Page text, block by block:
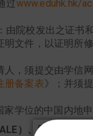
过www.eduhk.hk/
：由院校发出之证书
文件，以证明所修
，须提交由学信网
册备案表》；并须
学位的中国内地
）、香港中学文